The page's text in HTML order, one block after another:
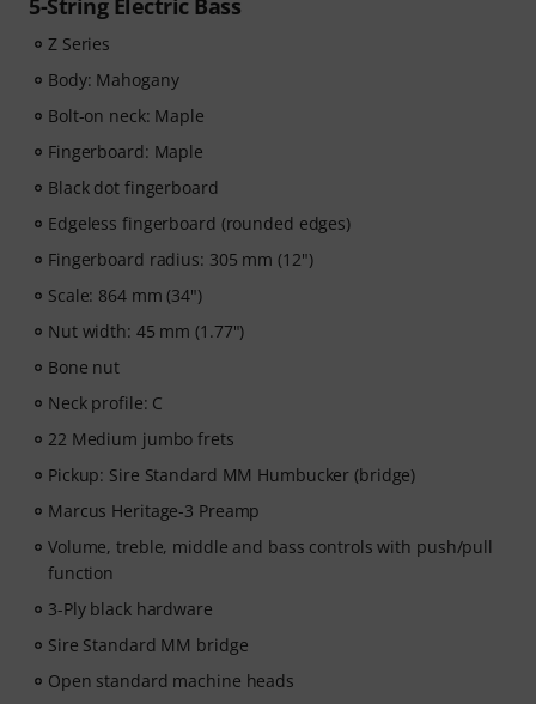
educator Marek Bero, known for his holistic approach
to bass playing, rhythmic mastery and practical
exercises that help every bassist grow — from
lessons, play-along tracks, technique workouts and
musical concepts that will take your bass playing to the
next level.
After your order has been shipped, you will
automatically receive the activation code via email. The
subscription ends automatically after expiration.
5-String Electric Bass
Z Series
Body: Mahogany
Bolt-on neck: Maple
Fingerboard: Maple
Black dot fingerboard
Edgeless fingerboard (rounded edges)
Fingerboard radius: 305 mm (12")
Scale: 864 mm (34")
Nut width: 45 mm (1.77")
Bone nut
Neck profile: C
22 Medium jumbo frets
Pickup: Sire Standard MM Humbucker (bridge)
Marcus Heritage-3 Preamp
Volume, treble, middle and bass controls with push/pull
function
3-Ply black hardware
Sire Standard MM bridge
Open standard machine heads